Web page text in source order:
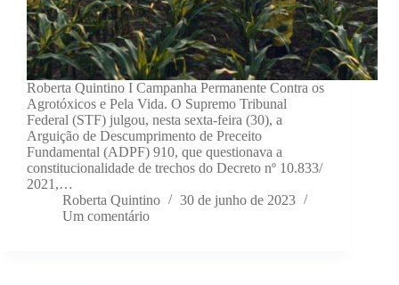
Roberta Quintino I Campanha Permanente Contra os
Agrotóxicos e Pela Vida. O Supremo Tribunal
Federal (STF) julgou, nesta sexta-feira (30), a
Arguição de Descumprimento de Preceito
Fundamental (ADPF) 910, que questionava a
constitucionalidade de trechos do Decreto nº 10.833/
2021,…
Roberta Quintino
30 de junho de 2023
Um comentário